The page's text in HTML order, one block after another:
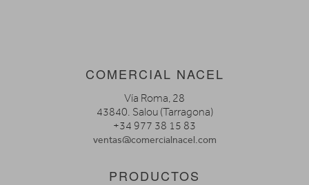
COMERCIAL NACEL
Vía Roma, 28
43840. Salou (Tarragona)
+34 977 38 15 83
ventas@comercialnacel.com
PRODUCTOS